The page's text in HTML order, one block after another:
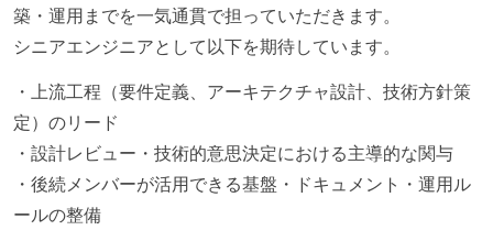
築・運用までを一気通貫で担っていただきます。
シニアエンジニアとして以下を期待しています。
・上流工程（要件定義、アーキテクチャ設計、技術方針策
定）のリード
・設計レビュー・技術的意思決定における主導的な関与
・後続メンバーが活用できる基盤・ドキュメント・運用ル
ールの整備